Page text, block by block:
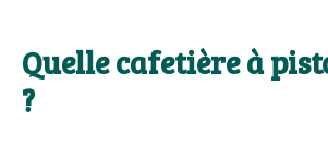
Quelle cafetière à
?